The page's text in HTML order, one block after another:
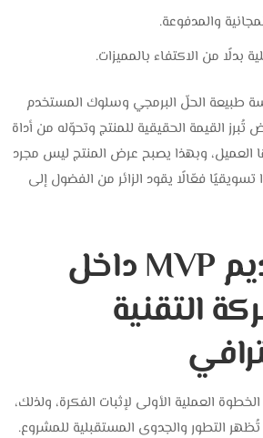
والمدفوعة.
بدلًا من الاكتفاء بالمميزات.
طبيعة الحلّ البرمجي وسلوك المستخدم
تُبرز القيمة الحقيقية للمنتج وتحوّله من أداة
العميل، وبهذا يصبح عرض المنتج ليس مجرد
فعّالًا يقود الزائر من الفضول إلى
كيفية تقديم MVP داخل
التقنية
ولذلك،
التطور والجدوى المستقبلية للمشروع.